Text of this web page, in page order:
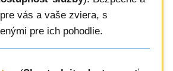
vás a vaše zviera, s
pre ich pohodlie.